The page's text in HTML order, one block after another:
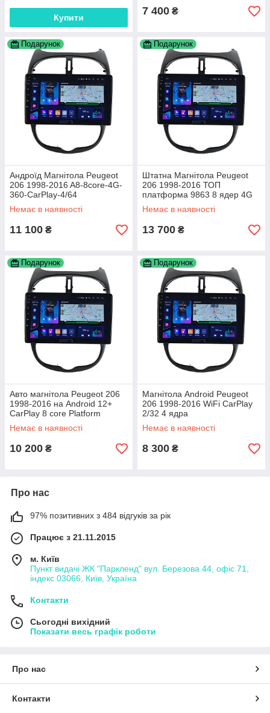
Купити
7 400 ₴
Подарунок
Андроїд Магнітола Peugeot
206 1998-2016 A8-8core-4G-
360-CarPlay-4/64
Немає в наявності
11 100 ₴
Подарунок
Штатна Магнітола Peugeot
206 1998-2016 ТОП
платформа 9863 8 ядер 4G
DSP
Немає в наявності
13 700 ₴
Подарунок
Авто магнітола Peugeot 206
1998-2016 на Android 12+
CarPlay 8 core Platform
XyAuto
Немає в наявності
10 200 ₴
Подарунок
Магнітола Android Peugeot
206 1998-2016 WiFi CarPlay
2/32 4 ядра
Немає в наявності
8 300 ₴
Про нас
97% позитивних з 484 відгуків за рік
Працює з 21.11.2015
м. Київ
Пункт видачі ЖК "Паркленд" вул. Березова 44, офіс 71,
індекс 03066, Київ, Україна
Контакти
Сьогодні вихідний
Показати весь графік роботи
Про нас
Контакти